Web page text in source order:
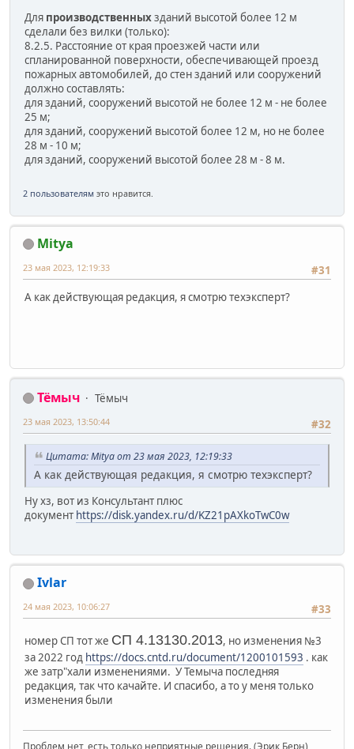
Для производственныхзданий высотой более 12 м
сделали без вилки (только):
8.2.5. Расстояние от края проезжей части или
спланированной поверхности, обеспечивающей проезд
пожарных автомобилей, до стен зданий или сооружений
должно составлять:
для зданий, сооружений высотой не более 12 м - не более
25 м;
для зданий, сооружений высотой более 12 м, но не более
28 м - 10 м;
для зданий, сооружений высотой более 28 м - 8 м.
2 пользователям это нравится.
Mitya
#31
23 мая 2023, 12:19:33
А как действующая редакция, я смотрю техэксперт?
Тёмыч
Тёмыч
#32
23 мая 2023, 13:50:44
Цитата: Mitya от 23 мая 2023, 12:19:33
А как действующая редакция, я смотрю техэксперт?
Ну хз, вот из Консультант плюс
документ https://disk.yandex.ru/d/KZ21pAXkoTwC0w
Ivlar
#33
24 мая 2023, 10:06:27
номер СП тот же СП 4.13130.2013, но изменения №3
за 2022 год https://docs.cntd.ru/document/1200101593 . как
же затр"хали изменениями. У Темыча последняя
редакция, так что качайте. И спасибо, а то у меня только
изменения были
Проблем нет, есть только неприятные решения. (Эрик Берн)